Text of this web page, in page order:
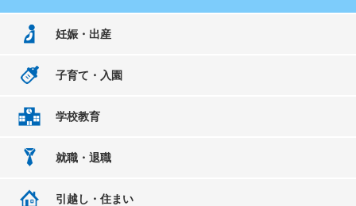
妊娠・出産
子育て・入園
学校教育
就職・退職
引越し・住まい